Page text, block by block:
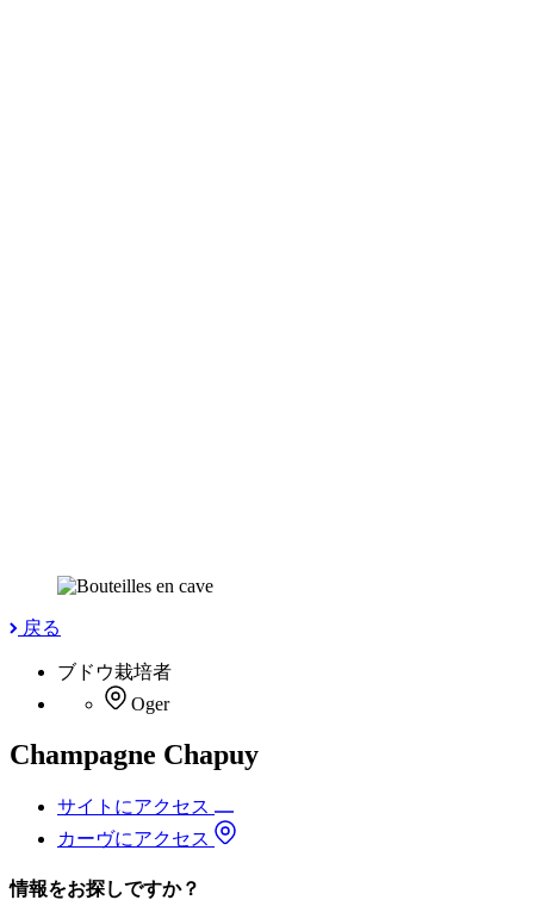
戻る
ブドウ栽培者
Oger
Champagne Chapuy
サイトにアクセス
カーヴにアクセス
情報をお探しですか？